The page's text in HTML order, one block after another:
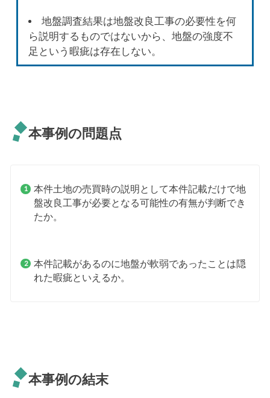
地盤調査結果は地盤改良工事の必要性を何
ら説明するものではないから、地盤の強度不
足という暇疵は存在しない。
本事例の問題点
本件土地の売買時の説明として本件記載だけで地
盤改良工事が必要となる可能性の有無が判断でき
たか。
本件記載があるのに地盤が軟弱であったことは隠
れた暇疵といえるか。
本事例の結末